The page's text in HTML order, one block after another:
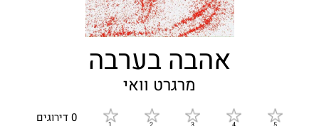
אהבה בערבה
מרגרט וואי
0 דירוגים